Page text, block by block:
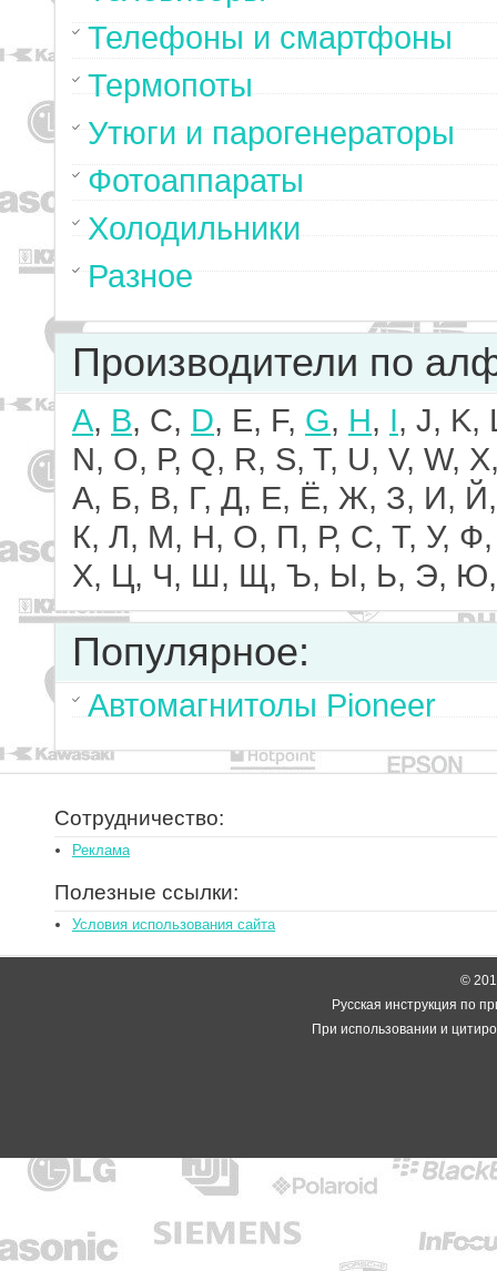
Телефоны и смартфоны
Термопоты
Утюги и парогенераторы
Фотоаппараты
Холодильники
Разное
Производители по
A, B, C, D, E, F, G, H, I, J, K,
N, O, P, Q, R, S, T, U, V, W,
А, Б, В, Г, Д, Е, Ё, Ж, З, И, Й,
К, Л, М, Н, О, П, Р, С, Т, У, Ф,
Х, Ц, Ч, Ш, Щ, Ъ, Ы, Ь, Э,
Популярное:
Автомагнитолы Pioneer
Сотрудничество:
Реклама
Полезные ссылки:
Условия использования сайта
©
Русская инструкция по
При использовании и